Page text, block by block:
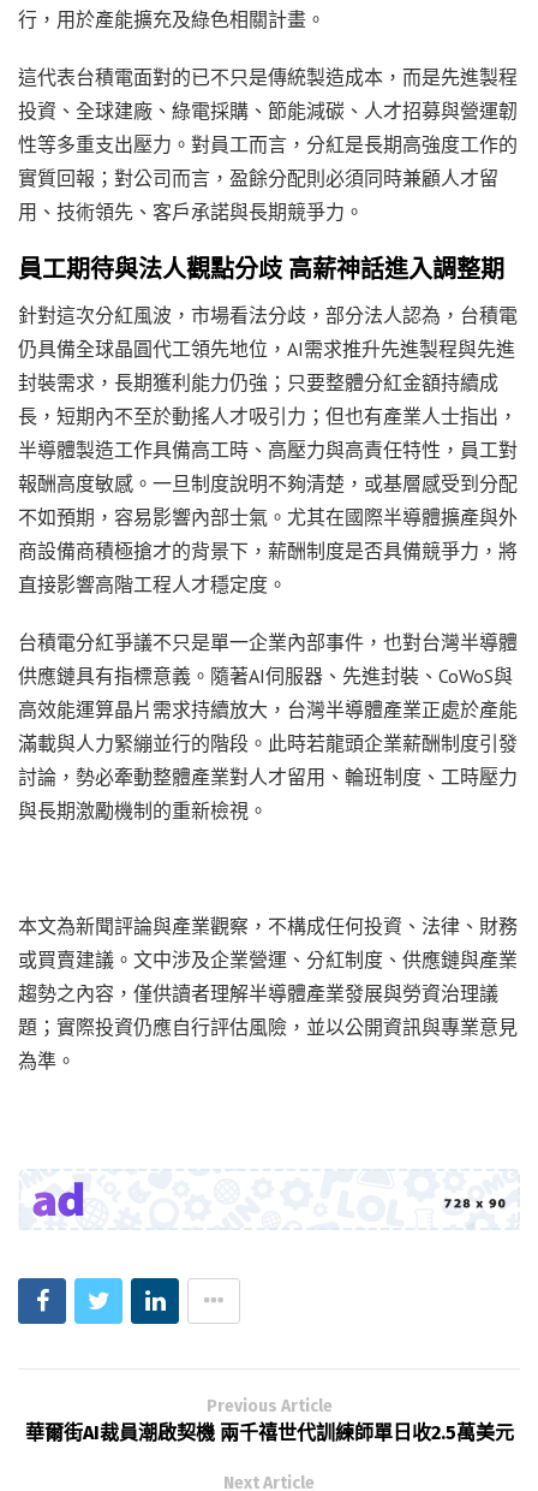
行，用於產能擴充及綠色相關計畫。
這代表台積電面對的已不只是傳統製造成本，而是先進製程
投資、全球建廠、綠電採購、節能減碳、人才招募與營運韌
性等多重支出壓力。對員工而言，分紅是長期高強度工作的
實質回報；對公司而言，盈餘分配則必須同時兼顧人才留
用、技術領先、客戶承諾與長期競爭力。
員工期待與法人觀點分歧 高薪神話進入調整期
針對這次分紅風波，市場看法分歧，部分法人認為，台積電
仍具備全球晶圓代工領先地位，AI需求推升先進製程與先進
封裝需求，長期獲利能力仍強；只要整體分紅金額持續成
長，短期內不至於動搖人才吸引力；但也有產業人士指出，
半導體製造工作具備高工時、高壓力與高責任特性，員工對
報酬高度敏感。一旦制度說明不夠清楚，或基層感受到分配
不如預期，容易影響內部士氣。尤其在國際半導體擴產與外
商設備商積極搶才的背景下，薪酬制度是否具備競爭力，將
直接影響高階工程人才穩定度。
台積電分紅爭議不只是單一企業內部事件，也對台灣半導體
供應鏈具有指標意義。隨著AI伺服器、先進封裝、CoWoS與
高效能運算晶片需求持續放大，台灣半導體產業正處於產能
滿載與人力緊繃並行的階段。此時若龍頭企業薪酬制度引發
討論，勢必牽動整體產業對人才留用、輪班制度、工時壓力
與長期激勵機制的重新檢視。
本文為新聞評論與產業觀察，不構成任何投資、法律、財務
或買賣建議。文中涉及企業營運、分紅制度、供應鏈與產業
趨勢之內容，僅供讀者理解半導體產業發展與勞資治理議
題；實際投資仍應自行評估風險，並以公開資訊與專業意見
為準。
Previous Article
華爾街AI裁員潮啟契機 兩千禧世代訓練師單日收2.5萬美元
Next Article